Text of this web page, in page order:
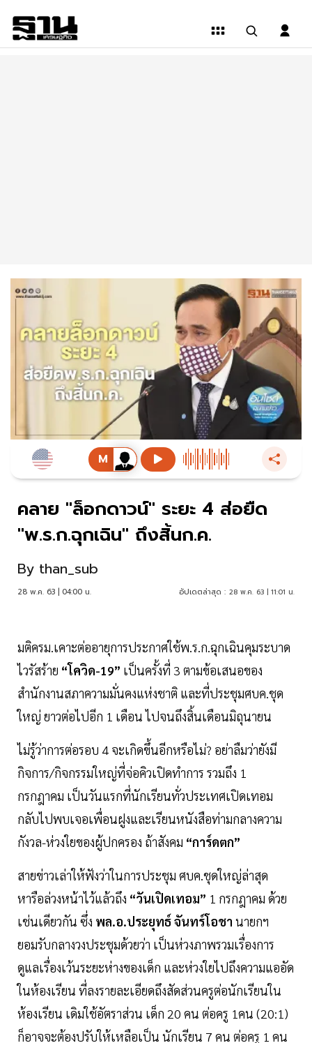
คลาย "ล็อกดาวน์" ระยะ 4 ส่อยืด
"พ.ร.ก.ฉุกเฉิน" ถึงสิ้นก.ค.
By than_sub
28 พ.ค. 63 | 04:00 น. อัปเดตล่าสุด : 28 พ.ค. 63 | 11:01 น.
มติครม.เคาะต่ออายุการประกาศใช้พ.ร.ก.ฉุกเฉินคุมระบาด
ไวรัสร้าย “โควิด-19” เป็นครั้งที่ 3 ตามข้อเสนอของ
สำนักงานสภาความมั่นคงแห่งชาติ และที่ประชุมศบค.ชุด
ใหญ่ ยาวต่อไปอีก 1 เดือน ไปจนถึงสิ้นเดือนมิถุนายน
ไม่รู้ว่าการต่อรอบ 4 จะเกิดขึ้นอีกหรือไม่? อย่าลืมว่ายังมี
กิจการ/กิจกรรมใหญ่ที่จ่อคิวเปิดทำการ รวมถึง 1
กรกฎาคม เป็นวันแรกที่นักเรียนทั่วประเทศเปิดเทอม
กลับไปพบเจอเพื่อนฝูงและเรียนหนังสือท่ามกลางความ
กังวล-ห่วงใยของผู้ปกครอง ถ้าสังคม “การ์ดตก”
สายข่าวเล่าให้ฟังว่าในการประชุม ศบค.ชุดใหญ่ล่าสุด
หารือล่วงหน้าไว้แล้วถึง “วันเปิดเทอม” 1 กรกฎาคม ด้วย
เช่นเดียวกัน ซึ่ง พล.อ.ประยุทธ์ จันทร์โอชา นายกฯ
ยอมรับกลางวงประชุมด้วยว่า เป็นห่วงภาพรวมเรื่องการ
ดูแลเรื่องเว้นระยะห่างของเด็ก และห่วงใยไปถึงความแออัด
ในห้องเรียน ที่ลงรายละเอียดถึงสัดส่วนครูต่อนักเรียนใน
ห้องเรียน เดิมใช้อัตราส่วน เด็ก 20 คน ต่อครู 1คน (20:1)
ก็อาจจะต้องปรับให้เหลือเป็น นักเรียน 7 คน ต่อครู 1 คน